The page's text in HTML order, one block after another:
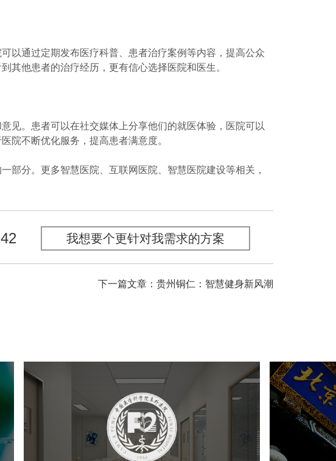
通过定期发布医疗科普、患者治疗案例等内容，提高公众
其他患者的治疗经历，更有信心选择医院和医生。
。患者可以在社交媒体上分享他们的就医体验，医院可以
院不断优化服务，提高患者满意度。
分。更多智慧医院、互联网医院、智慧医院建设等相关，
我想要个更针对我需求的方案
下一篇文章：贵州铜仁：智慧健身新风潮
阜外医院